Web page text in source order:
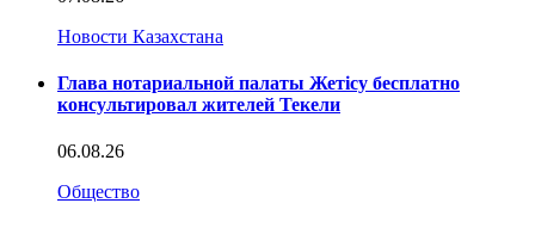
Новости Казахстана
Глава нотариальной палаты Жетісу бесплатно
консультировал жителей Текели
06.08.26
Общество